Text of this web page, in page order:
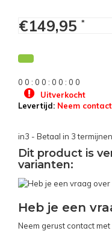
€149,95 *
0 0 : 0 0 : 0 0 : 0 0
Uitverkocht
Levertijd: Neem
in3 - Betaal in 3
Dit product is
varianten:
Heb je een
Neem gerust contact met